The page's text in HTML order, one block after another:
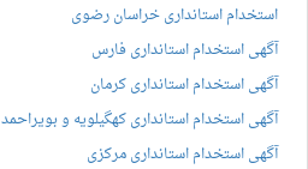
استخدام استانداری خراسان رضوی
آگهی استخدام استانداری فارس
آگهی استخدام استانداری کرمان
آگهی استخدام استانداری کهگیلویه و بویراحمد
آگهی استخدام استانداری مرکزی